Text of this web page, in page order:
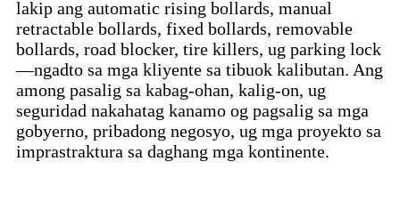
lakip ang automatic rising bollards, manual
retractable bollards, fixed bollards, removable
bollards, road blocker, tire killers, ug parking lock
—ngadto sa mga kliyente sa tibuok kalibutan. Ang
among pasalig sa kabag-ohan, kalig-on, ug
seguridad nakahatag kanamo og pagsalig sa mga
gobyerno, pribadong negosyo, ug mga proyekto sa
imprastraktura sa daghang mga kontinente.